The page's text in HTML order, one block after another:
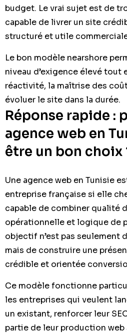
budget. Le vrai sujet est de
capable de livrer un site
structuré et utile
Le bon modèle nearshore
niveau d’exigence élevé tout
réactivité, la maîtrise des
évoluer le site dans la durée.
Réponse rapide :
agence web en
être un bon choix
Une agence web en Tunisie
entreprise française si elle
capable de combiner qualité
opérationnelle et logique de
objectif n’est pas seulement
mais de construire une
crédible et orientée
Ce modèle fonctionne
les entreprises qui veulent
un existant, renforcer leur
partie de leur production web